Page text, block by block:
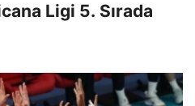
Ligi 5. Sırada